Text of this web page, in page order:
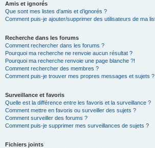
Amis et ignorés
Que sont mes listes d’amis et d’ignorés ?
Comment puis-je ajouter/supprimer des utilisateurs de ma
Recherche dans les forums
Comment rechercher dans les forums ?
Pourquoi ma recherche ne renvoie aucun résultat ?
Pourquoi ma recherche renvoie une page blanche ?!
Comment rechercher des membres ?
Comment puis-je trouver mes propres messages et sujets ?
Surveillance et favoris
Quelle est la différence entre les favoris et la surveillance ?
Comment mettre en favoris ou surveiller des sujets ?
Comment surveiller des forums ?
Comment puis-je supprimer mes surveillances de sujets ?
Fichiers joints